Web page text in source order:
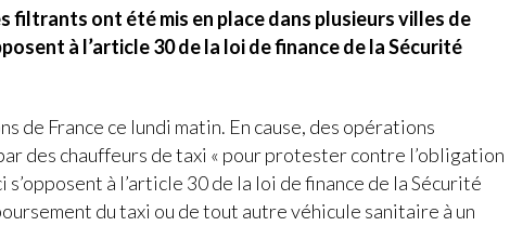
filtrants ont été mis en place dans plusieurs villes de
à l’article 30 de la loi de finance de la Sécurité
de France ce lundi matin. En cause, des opérations
des chauffeurs de taxi « pour protester contre l’obligation
à l’article 30 de la loi de finance de la Sécurité
du taxi ou de tout autre véhicule sanitaire à un